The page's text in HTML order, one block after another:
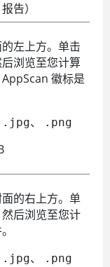
告）
左上方。单击
浏览至您计算
徽标是
.jpg、 .png
的右上方。单
后浏览至您计
.jpg、 .png